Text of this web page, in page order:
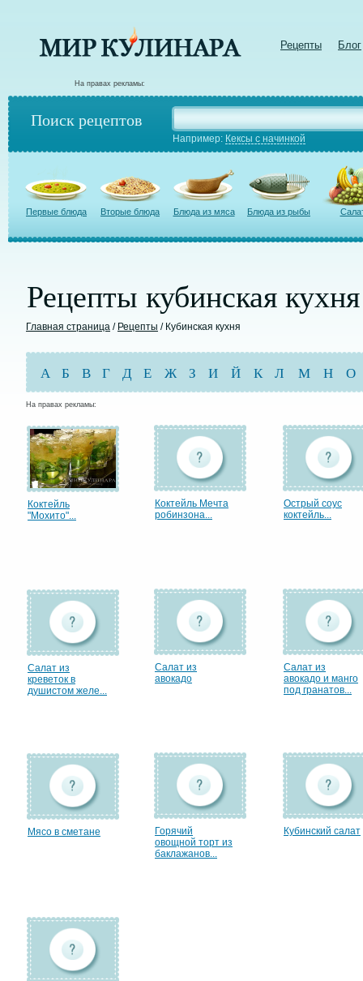
Рецепты Блог
На правах рекламы:
Поиск рецептов
Например: Кексы с начинкой
Первые блюда Вторые блюда Блюда из мяса Блюда из рыбы
Рецепты кубинская кухня
Главная страница / Рецепты / Кубинская кухня
А Б В Г Д Е Ж З И Й К Л М Н О
На правах рекламы:
Коктейль
"Мохито"...
Коктейль Мечта
робинзона...
Острый соус
коктейль...
Салат из
креветок в
душистом желе...
Салат из
авокадо
Салат из
авокадо и манго
под гранатов...
Мясо в сметане
Горячий
овощной торт из
баклажанов...
Кубинский салат